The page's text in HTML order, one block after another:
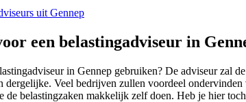
uit Gennep
een belastingadviseur in
in Gennep gebruiken? De adviseur zal
dergelijke. Veel bedrijven zullen voordeel
de belastingzaken makkelijk zelf doen. Heb je hier